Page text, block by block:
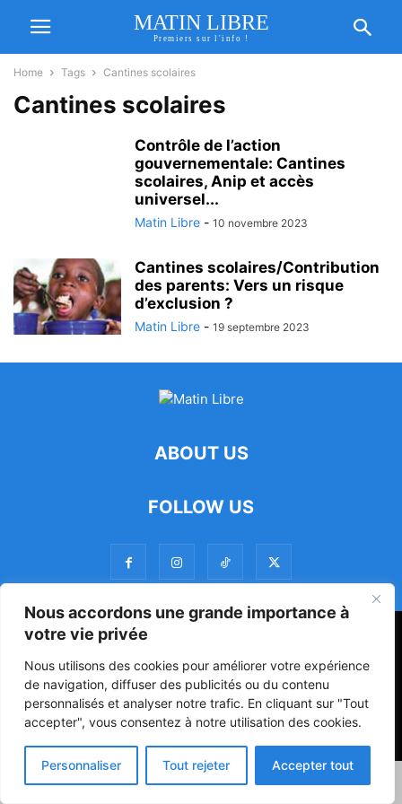
Nous accordons une grande importance à
votre vie privée
Nous utilisons des cookies pour améliorer votre expérience
de navigation, diffuser des publicités ou du contenu
personnalisés et analyser notre trafic. En cliquant sur "Tout
accepter", vous consentez à notre utilisation des cookies.
Personnaliser Tout rejeter Accepter tout
MATIN LIBRE
Premiers sur l'info !
Home Tags Cantines scolaires
Cantines scolaires
Contrôle de l’action
gouvernementale: Cantines
scolaires, Anip et accès
universel...
Matin Libre - 10 novembre 2023
Cantines scolaires/Contribution
des parents: Vers un risque
d’exclusion ?
Matin Libre - 19 septembre 2023
ABOUT US
FOLLOW US
47ᵉ Assemblée Mondiale sur la Protection de la Vie Privée: Me
Luciano Hounkponou représente le Bénin à Séoul
Politique Société Culture